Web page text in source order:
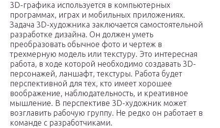
3D-графика используется в компьютерных
программах, играх и мобильных приложениях.
Задача 3D-художника заключается самостоятельной
разработке дизайна. Он должен уметь
преобразовать обычное фото и чертеж в
трехмерную модель или текстуру. Это интересная
работа, в ходе которой необходимо создавать 3D-
персонажей, ланшафт, текстуры. Работа будет
перспективной для тех, кто имеет хорошее
воображение, наблюдательность, и креативное
мышление. В перспективе 3D-художник может
возглавить рабочую группу. Не редко он работает в
команде с разработчиками.